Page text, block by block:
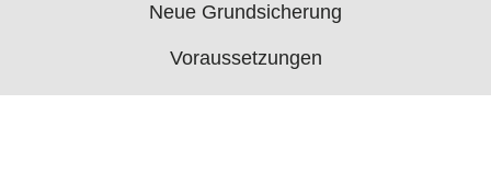
Neue Grundsicherung
Voraussetzungen